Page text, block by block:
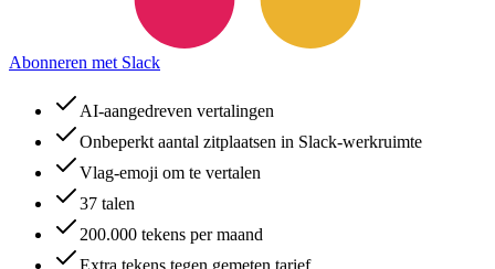
Abonneren met Slack
AI-aangedreven vertalingen
Onbeperkt aantal zitplaatsen in Slack-werkruimte
Vlag-emoji om te vertalen
37 talen
200.000 tekens per maand
Extra tekens tegen gemeten tarief